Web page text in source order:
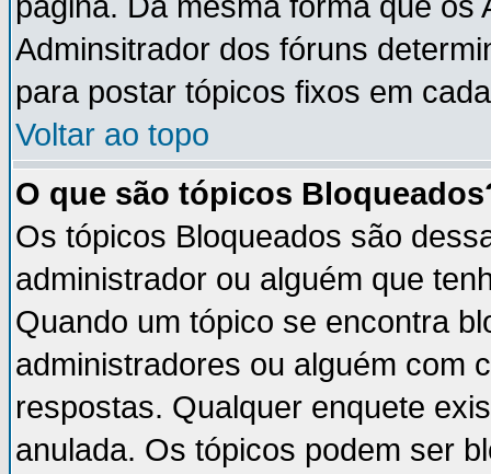
Adminsitrador dos fóruns
para postar tópicos fixos em
Voltar ao topo
O que são tópicos
Os tópicos Bloqueados são
administrador ou alguém que
Quando um tópico se encontra
administradores ou alguém com
respostas. Qualquer enquete
anulada. Os tópicos podem ser